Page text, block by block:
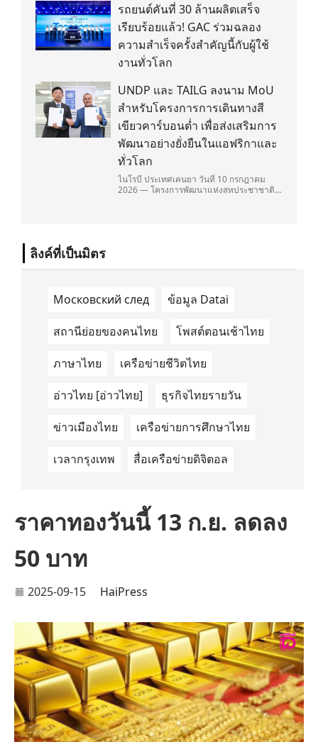
รถยนต์คันที่ 30 ล้านผลิตเสร็จ
เรียบร้อยแล้ว! GAC ร่วมฉลอง
ความสำเร็จครั้งสำคัญนี้กับผู้ใช้
งานทั่วโลก
UNDP และ TAILG ลงนาม MoU
สำหรับโครงการการเดินทางสี
เขียวคาร์บอนต่ำ เพื่อส่งเสริมการ
พัฒนาอย่างยั่งยืนในแอฟริกาและ
ทั่วโลก
ไนโรบี ประเทศเคนยา วันที่ 10 กรกฎาคม
2026 — โครงการพัฒนาแห่งสหประชาชาติ
ลิงค์ที่เป็นมิตร
Московский след ข้อมูล Datai
สถานีย่อยของคนไทย โพสต์ตอนเช้าไทย
ภาษาไทย เครือข่ายชีวิตไทย
อ่าวไทย [อ่าวไทย] ธุรกิจไทยรายวัน
ข่าวเมืองไทย เครือข่ายการศึกษาไทย
เวลากรุงเทพ สื่อเครือข่ายดิจิตอล
ราคาทองวันนี้ 13 ก.ย. ลดลง
50 บาท
2025-09-15 HaiPress